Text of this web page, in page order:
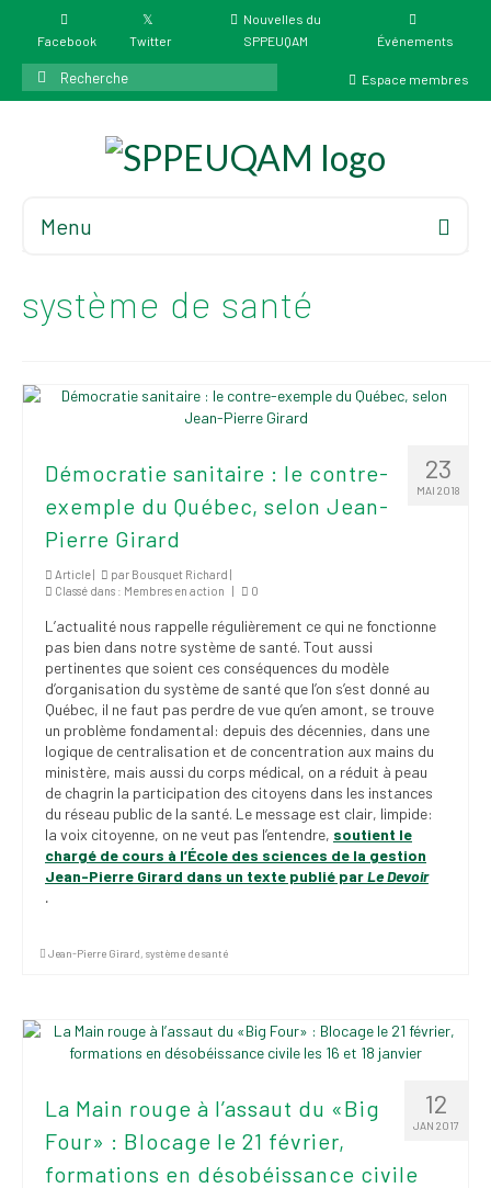
Facebook Twitter
Nouvelles du
SPPEUQAM
Événements
Rechercher
:
Espace membres
Menu
élections du 4 juin
2026
Mandats des comités
syndicaux et
institutionnels
Politiques
Outils de visibilité
Signature – Courriel –
Place à notre
valorisation
Signature – Fond
d’écran – Place à
notre valorisation
Signature – Courriel
Nouvelles du
SPPEUQAM
Communiqués
SPPEUQAM@ctualités
et Bilans
système de santé
23
MAI 2018
Démocratie sanitaire : le contre-
exemple du Québec, selon Jean-
Pierre Girard
Article | par Bousquet Richard |
Classé dans : Membres en action | 0
L’actualité nous rappelle régulièrement ce qui ne fonctionne
pas bien dans notre système de santé. Tout aussi
pertinentes que soient ces conséquences du modèle
d’organisation du système de santé que l’on s’est donné au
Québec, il ne faut pas perdre de vue qu’en amont, se trouve
un problème fondamental: depuis des décennies, dans une
logique de centralisation et de concentration aux mains du
ministère, mais aussi du corps médical, on a réduit à peau
de chagrin la participation des citoyens dans les instances
du réseau public de la santé. Le message est clair, limpide:
la voix citoyenne, on ne veut pas l’entendre, soutient le
chargé de cours à l’École des sciences de la gestion
Jean-Pierre Girard dans un texte publié parLe Devoir
.
Jean-Pierre Girard, système de santé
12
JAN 2017
La Main rouge à l’assaut du «Big
Four» : Blocage le 21 février,
formations en désobéissance civile